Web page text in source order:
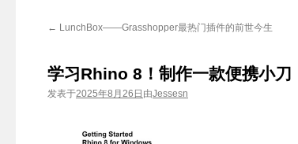
← LunchBox——Grasshopper最热门插件的前世今生
学习Rhino 8！制作一款便携小刀
发表于2025年8月26日 由Jessesn